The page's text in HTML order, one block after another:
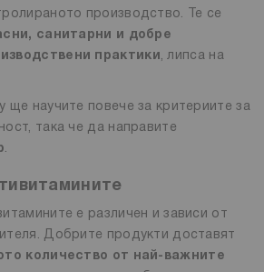
производство. Те се
санитарни и добре
практики, липса на
ще научите повече за критериите за
така че да направите
.
е различен и зависи от
Добрите продукти доставят
количество от най-важните